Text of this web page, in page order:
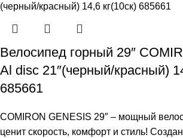
Велосипед горный 29″
Al disc 21″(черный/красный)
685661
COMIRON GENESIS 29″ – мощный
ценит скорость, комфорт и стиль!